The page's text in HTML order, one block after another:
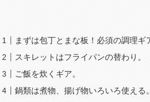
まずは包丁とまな板！必須の調理ギ
スキレットはフライパンの替わり。
ご飯を炊くギア。
鍋類は煮物、揚げ物いろいろ使える。